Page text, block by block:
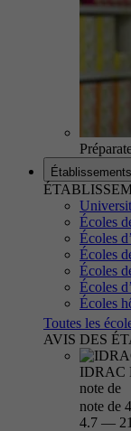
Établissements
Écoles
Écoles
Écoles
Écoles
Écoles
Écoles
Toutes les
AVIS DES
IDRAC
note de
note de
4.7 —